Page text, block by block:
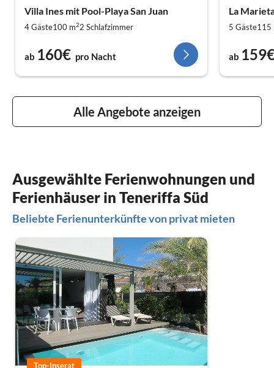
Villa Ines mit Pool-Playa San Juan
4 Gäste100 m22 Schlafzimmer
ab 160€ pro Nacht
La
5 Gäste115
ab
Alle Angebote anzeigen
Ausgewählte Ferienwohnungen und
Ferienhäuser in Teneriffa Süd
Beliebte Ferienunterkünfte von privat mieten
Top-Inserat